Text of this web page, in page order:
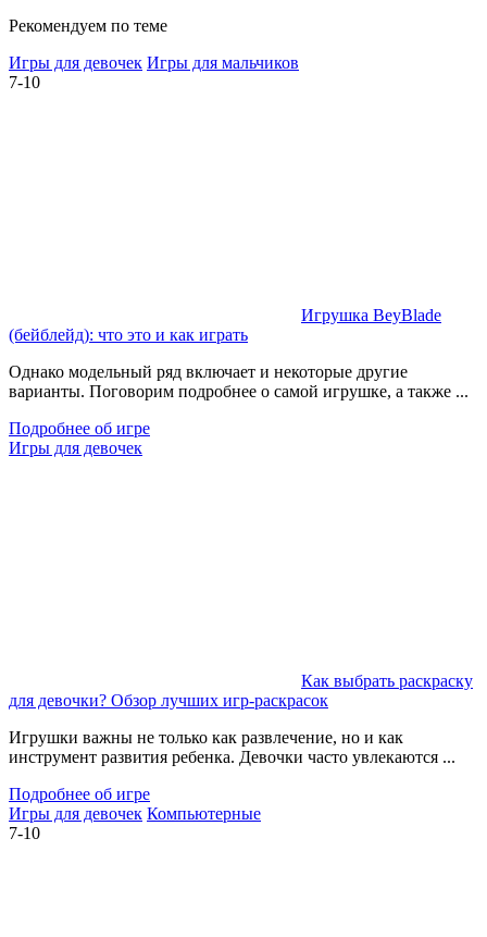
Рекомендуем по теме
Игры для девочек Игры для мальчиков
7-10
Игрушка BeyBlade
(бейблейд): что это и как играть
Однако модельный ряд включает и некоторые другие
варианты. Поговорим подробнее о самой игрушке, а также ...
Подробнее об игре
Игры для девочек
Как выбрать раскраску
для девочки? Обзор лучших игр-раскрасок
Игрушки важны не только как развлечение, но и как
инструмент развития ребенка. Девочки часто увлекаются ...
Подробнее об игре
Игры для девочек Компьютерные
7-10